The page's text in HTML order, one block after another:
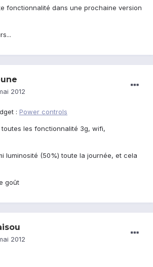
fonctionnalité dans une prochaine version
2012
: Power controls
les fonctionnalité 3g, wifi,
luminosité (50%) toute la journée, et cela
goût
2012